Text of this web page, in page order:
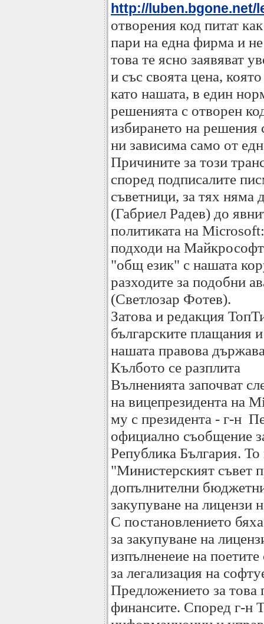
http://luben.bgone.net/
отворения код питат
пари на една фирма и
това те ясно заявяват
и със своята цена,
като нашата, в един
решенията с отворен
избирането на решения
ни зависима само от
Причините за този
според подписалите
съветници, за тях няма
(Габриел Радев) до
политиката на
подходи на
"общ език" с нашата
разходите за подобни
(Светлозар Фотев).
Затова и редакция
българските плащания
нашата правова
Кълбото се разплита
Вълненията започват
на вицепрезидента на
му с президента - г-н
официално съобщение
Република България. То
"Министерският съвет
допълнителни
закупуване на лицензи
С постановлението
за закупуване на
изпълненеие на
за легализация на
Предложението за това
финансите. Според г-н